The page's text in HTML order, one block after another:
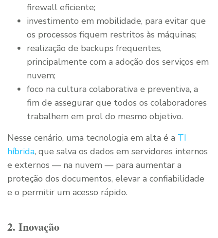
firewall eficiente;
investimento em mobilidade, para evitar que
os processos fiquem restritos às máquinas;
realização de backups frequentes,
principalmente com a adoção dos serviços em
nuvem;
foco na cultura colaborativa e preventiva, a
fim de assegurar que todos os colaboradores
trabalhem em prol do mesmo objetivo.
Nesse cenário, uma tecnologia em alta é a TI
híbrida, que salva os dados em servidores internos
e externos — na nuvem — para aumentar a
proteção dos documentos, elevar a confiabilidade
e o permitir um acesso rápido.
2. Inovação